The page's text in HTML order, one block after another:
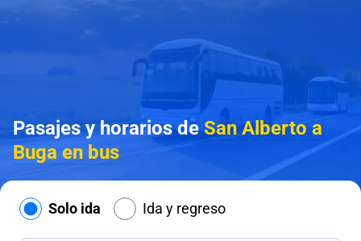
Pasajes y horarios deSan Alberto a
Buga en bus
Solo ida Ida y regreso